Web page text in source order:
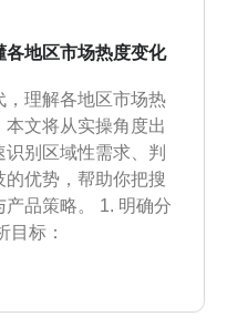
各地区市场热度变化
，理解各地区市场热
文将从实操角度出
别区域性需求、判
优势，帮助你把搜
品策略。 1. 明确分
目标：